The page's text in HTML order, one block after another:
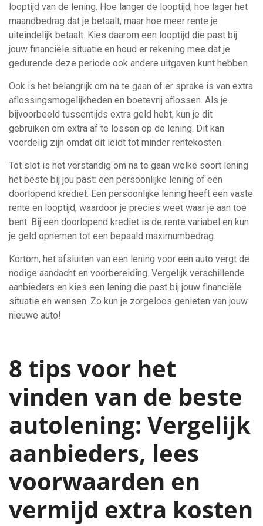
looptijd van de lening. Hoe langer de looptijd, hoe lager het
maandbedrag dat je betaalt, maar hoe meer rente je
uiteindelijk betaalt. Kies daarom een looptijd die past bij
jouw financiële situatie en houd er rekening mee dat je
gedurende deze periode ook andere uitgaven kunt hebben.
Ook is het belangrijk om na te gaan of er sprake is van extra
aflossingsmogelijkheden en boetevrij aflossen. Als je
bijvoorbeeld tussentijds extra geld hebt, kun je dit
gebruiken om extra af te lossen op de lening. Dit kan
voordelig zijn omdat dit leidt tot minder rentekosten.
Tot slot is het verstandig om na te gaan welke soort lening
het beste bij jou past: een persoonlijke lening of een
doorlopend krediet. Een persoonlijke lening heeft een vaste
rente en looptijd, waardoor je precies weet waar je aan toe
bent. Bij een doorlopend krediet is de rente variabel en kun
je geld opnemen tot een bepaald maximumbedrag.
Kortom, het afsluiten van een lening voor een auto vergt de
nodige aandacht en voorbereiding. Vergelijk verschillende
aanbieders en kies een lening die past bij jouw financiële
situatie en wensen. Zo kun je zorgeloos genieten van jouw
nieuwe auto!
8 tips voor het
vinden van de beste
autolening: Vergelijk
aanbieders, lees
voorwaarden en
vermijd extra kosten